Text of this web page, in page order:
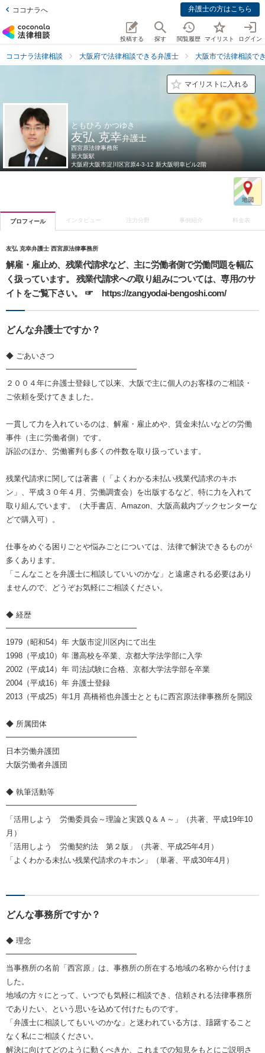
ココナラへ 弁護士の方はこちら
投稿する 探す 閲覧履歴 マイリスト ログイン
ココナラ法律相談 大阪府で法律相談できる弁護士 大阪市で法律相談で
マイリストに入れる
ともひろ かつゆき
友弘 克幸弁護士
西宮原法律事務所
新大阪駅
大阪府大阪市淀川区宮原4-3-12 新大阪明幸ビル2階
プロフィール インタビュー 注力分野 事例紹介 料金表
友弘 克幸弁護士 西宮原法律事務所
解雇・雇止め、残業代請求など、主に労働者側で労働問題を幅広
く扱っています。 残業代請求への取り組みについては、専用のサ
イトをご覧下さい。 ☞ https://zangyodai-bengoshi.com/
どんな弁護士ですか？
◆ ごあいさつ
━━━━━━━━━━━━━━━━━
２００４年に弁護士登録して以来、大阪で主に個人のお客様のご相談・
ご依頼を受けてきました。
一貫して力を入れているのは、解雇・雇止めや、賃金未払いなどの労働
事件（主に労働者側）です。
訴訟のほか、労働審判も多くの件数を取り扱っています。
残業代請求に関しては著書（「よくわかる未払い残業代請求のキホ
ン」、平成３０年４月、労働調査会）を出版するなど、特に力を入れて
取り組んでいます。（大手書店、Amazon、大阪高裁内ブックセンターな
どで購入可）。
仕事をめぐる困りごとや悩みごとについては、法律で解決できるものが
多くあります。
「こんなことを弁護士に相談していいのかな」と遠慮される必要はあり
ませんので、どうぞお気軽にご相談ください。
◆ 経歴
━━━━━━━━━━━━━━━━━
1979（昭和54）年 大阪市淀川区内にて出生
1998（平成10）年 灘高校を卒業、京都大学法学部に入学
2002（平成14）年 司法試験に合格、京都大学法学部を卒業
2004（平成16）年 弁護士登録
2013（平成25）年1月 髙橋裕也弁護士とともに西宮原法律事務所を開設
◆ 所属団体
━━━━━━━━━━━━━━━━━
日本労働弁護団
大阪労働者弁護団
◆ 執筆活動等
━━━━━━━━━━━━━━━━━
「活用しよう 労働委員会～理論と実践Ｑ＆Ａ～」（共著、平成19年10
月）
「活用しよう 労働契約法 第２版」（共著、平成25年4月）
「よくわかる未払い残業代請求のキホン」（単著、平成30年4月）
どんな事務所ですか？
◆ 理念
━━━━━━━━━━━━━━━━━
当事務所の名前「西宮原」は、事務所の所在する地域の名称から付けま
した。
地域の方々にとって、いつでも気軽に相談でき、信頼される法律事務所
でありたい、という思いを込めて付けたものです。
「弁護士に相談してもいいのかな」と迷われている方は、躊躇すること
なく私にご相談ください。
解決に向けてどのように動くべきか、これまでの知見をもとにご説明さ